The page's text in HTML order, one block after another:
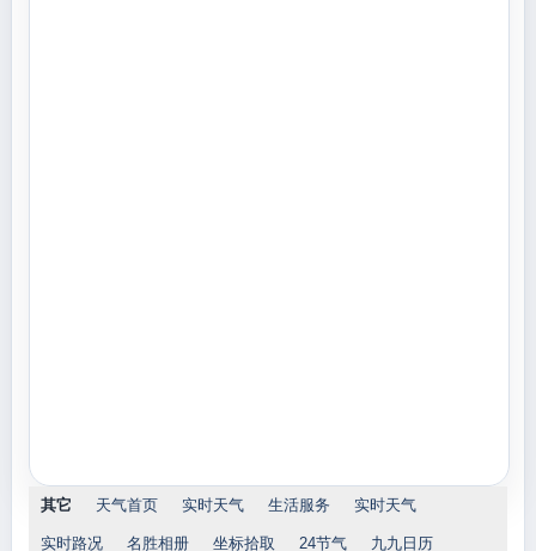
其它 天气首页 实时天气 生活服务 实时天气
实时路况 名胜相册 坐标拾取 24节气 九九日历